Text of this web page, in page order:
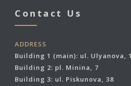
Contact Us
ADDRESS
Building 1 (main): ul. Ulyanova, 1
Building 2: pl. Minina, 7
Building 3: ul. Piskunova, 38